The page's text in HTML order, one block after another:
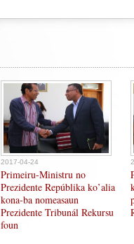
2017-04-24
Primeiru-Ministru no
Prezidente Repúblika ko’alia
kona-ba nomeasaun
Prezidente Tribunál Rekursu
foun